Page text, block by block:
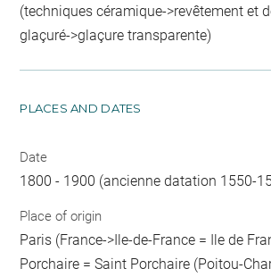
(techniques céramique->revêtement et
glaçuré->glaçure transparente)
PLACES AND DATES
Date
1800 - 1900 (ancienne datation 1550-
Place of origin
Paris (France->Ile-de-France = Ile de
Porchaire = Saint Porchaire (Poitou-